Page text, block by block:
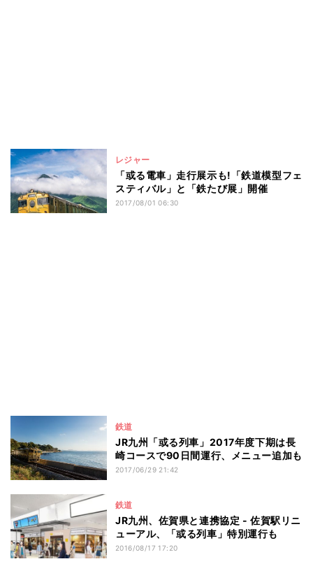
レジャー
「或る電車」走行展示も!「鉄道模型フェ
スティバル」と「鉄たび展」開催
2017/08/01 06:30
鉄道
JR九州「或る列車」2017年度下期は長
崎コースで90日間運行、メニュー追加も
2017/06/29 21:42
鉄道
JR九州、佐賀県と連携協定 - 佐賀駅リニ
ューアル、「或る列車」特別運行も
2016/08/17 17:20